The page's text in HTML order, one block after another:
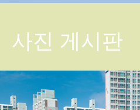
사진 게시판